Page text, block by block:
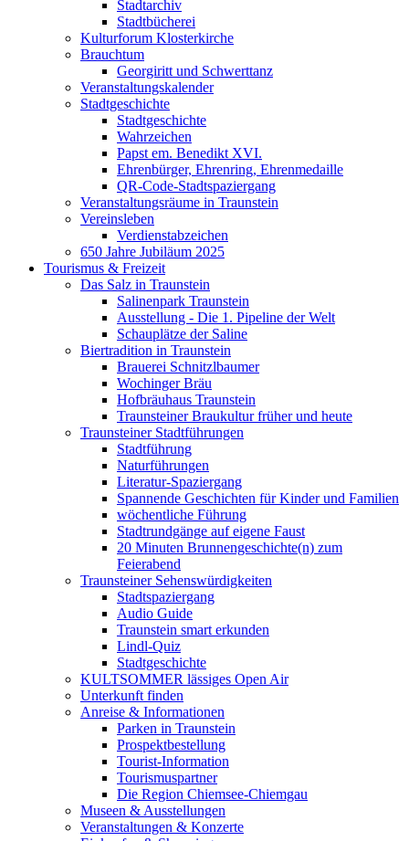
Stadtarchiv
Stadtbücherei
Kulturforum Klosterkirche
Brauchtum
Georgiritt und Schwerttanz
Veranstaltungskalender
Stadtgeschichte
Stadtgeschichte
Wahrzeichen
Papst em. Benedikt XVI.
Ehrenbürger, Ehrenring, Ehrenmedaille
QR-Code-Stadtspaziergang
Veranstaltungsräume in Traunstein
Vereinsleben
Verdienstabzeichen
650 Jahre Jubiläum 2025
Tourismus & Freizeit
Das Salz in Traunstein
Salinenpark Traunstein
Ausstellung - Die 1. Pipeline der Welt
Schauplätze der Saline
Biertradition in Traunstein
Brauerei Schnitzlbaumer
Wochinger Bräu
Hofbräuhaus Traunstein
Traunsteiner Braukultur früher und heute
Traunsteiner Stadtführungen
Stadtführung
Naturführungen
Literatur-Spaziergang
Spannende Geschichten für Kinder und Familien
wöchentliche Führung
Stadtrundgänge auf eigene Faust
20 Minuten Brunnengeschichte(n) zum
Feierabend
Traunsteiner Sehenswürdigkeiten
Stadtspaziergang
Audio Guide
Traunstein smart erkunden
Lindl-Quiz
Stadtgeschichte
KULTSOMMER lässiges Open Air
Unterkunft finden
Anreise & Informationen
Parken in Traunstein
Prospektbestellung
Tourist-Information
Tourismuspartner
Die Region Chiemsee-Chiemgau
Museen & Ausstellungen
Veranstaltungen & Konzerte